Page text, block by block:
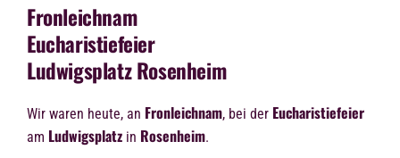
Fronleichnam
Eucharistiefeier
Ludwigsplatz Rosenheim
Wir waren heute, an Fronleichnam, bei der Eucharistiefeier
am Ludwigsplatz in Rosenheim.